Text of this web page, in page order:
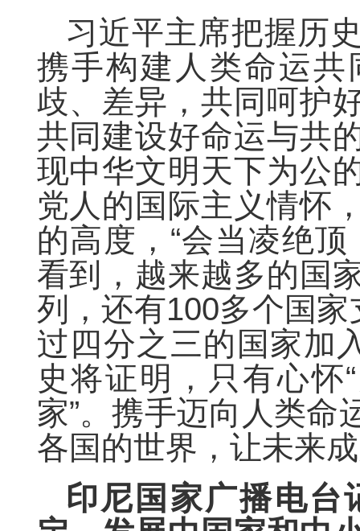
习近平主席把握历
携手构建人类命运
歧、差异，共同呵护
共同建设好命运与共
现中华文明天下为公
党人的国际主义情怀
的高度，“会当凌绝
看到，越来越多的国
列，还有100多个国家
过四分之三的国家加
史将证明，只有心怀
家”。携手迈向人类命
各国的世界，让未来
印尼国家广播电台